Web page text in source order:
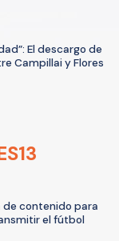
El descargo de
Campillai y Flores
de contenido para
el fútbol